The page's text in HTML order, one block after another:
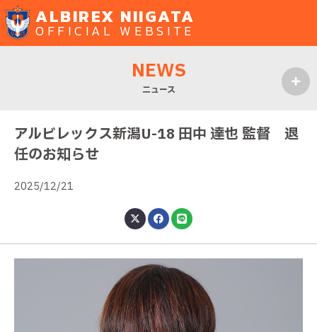
ALBIREX NIIGATA
OFFICIAL WEBSITE
NEWS
ニュース
アルビレックス新潟U-18 田中 達也 監督 退
任のお知らせ
2025/12/21